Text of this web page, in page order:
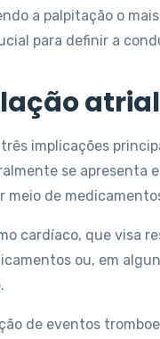
a palpitação o
para definir a
atrial
implicações
se apresenta
de
cardíaco, que visa
ou, em
de eventos